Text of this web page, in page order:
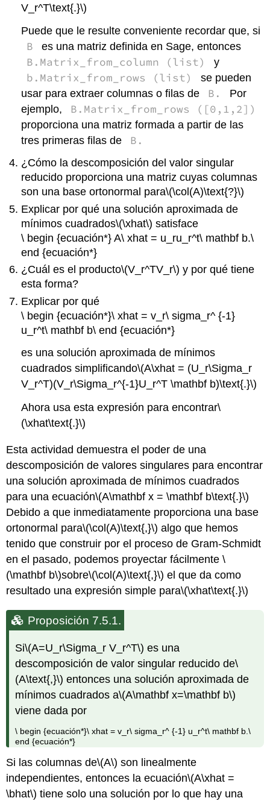
V_r^T\text{.}\)
Puede que le resulte conveniente recordar que, si
B es una matriz definida en Sage, entonces
B.Matrix_from_column (list) y
b.Matrix_from_rows (list)
se pueden
usar para extraer columnas o filas de
B.
Por
ejemplo,
B.Matrix_from_rows ([0,1,2])
proporciona una matriz formada a partir de las
tres primeras filas de
B.
¿Cómo la descomposición del valor singular
reducido proporciona una matriz cuyas columnas
son una base ortonormal para\(\col(A)\text{?}\)
Explicar por qué una solución aproximada de
mínimos cuadrados\(\xhat\) satisface
\ begin {ecuación*} A\ xhat = u_ru_r^t\ mathbf b.\
end {ecuación*}
¿Cuál es el producto\(V_r^TV_r\) y por qué tiene
esta forma?
Explicar por qué
\ begin {ecuación*}\ xhat = v_r\ sigma_r^ {-1}
u_r^t\ mathbf b\ end {ecuación*}
es una solución aproximada de mínimos
cuadrados simplificando\(A\xhat = (U_r\Sigma_r
V_r^T)(V_r\Sigma_r^{-1}U_r^T \mathbf b)\text{.}\)
Ahora usa esta expresión para encontrar\
(\xhat\text{.}\)
Esta actividad demuestra el poder de una
descomposición de valores singulares para encontrar
una solución aproximada de mínimos cuadrados
para una ecuación\(A\mathbf x = \mathbf b\text{.}\)
Debido a que inmediatamente proporciona una base
ortonormal para\(\col(A)\text{,}\) algo que hemos
tenido que construir por el proceso de Gram-Schmidt
en el pasado, podemos proyectar fácilmente\
(\mathbf b\)sobre\(\col(A)\text{,}\) el que da como
resultado una expresión simple para\(\xhat\text{.}\)
Proposición 7.5.1.
Si\(A=U_r\Sigma_r V_r^T\) es una
descomposición de valor singular reducido de\
(A\text{,}\) entonces una solución aproximada de
mínimos cuadrados a\(A\mathbf x=\mathbf b\)
viene dada por
\ begin {ecuación*}\ xhat = v_r\ sigma_r^ {-1} u_r^t\ mathbf b.\
end {ecuación*}
Si las columnas de\(A\) son linealmente
independientes, entonces la ecuación\(A\xhat =
\bhat\) tiene solo una solución por lo que hay una